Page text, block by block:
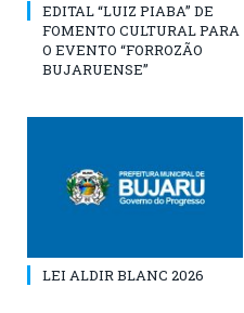
EDITAL “LUIZ PIABA” DE
FOMENTO CULTURAL PARA
O EVENTO “FORROZÃO
BUJARUENSE”
LEI ALDIR BLANC 2026